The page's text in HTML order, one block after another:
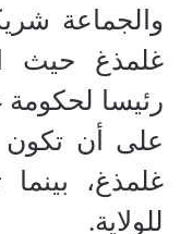
والجماعة
غلمذغ حيث
رئيسا لحكومة
على أن تكون
غلمذغ،
للولاية.